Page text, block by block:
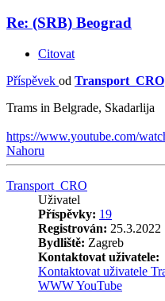
Re: (SRB) Beograd
Citovat
Příspěvek od Transport_CRO
Trams in Belgrade, Skadarlija
https://www.youtube.com/
Nahoru
Transport_CRO
Uživatel
Příspěvky: 19
Registrován: 25.3.2022
Bydliště: Zagreb
Kontaktovat uživatele:
Kontaktovat uživatele
WWWYouTube